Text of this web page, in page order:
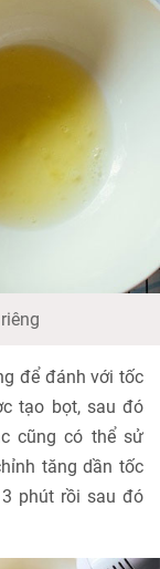
để đánh với tốc
tạo bọt, sau đó
cũng có thể sử
tăng dần tốc
phút rồi sau đó